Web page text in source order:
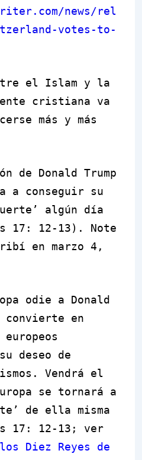
news/rel
votes-to-
el Islam y la
cristiana va
más y más
de Donald Trump
a conseguir su
algún día
17: 12-13). Note
en marzo 4,
odie a Donald
convierte en
deseo de
Vendrá el
se tornará a
de ella misma
17: 12-13; ver
los Diez Reyes de